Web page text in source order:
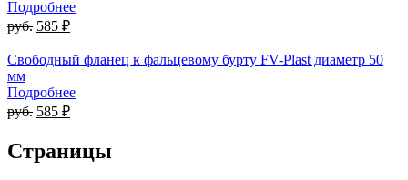
Подробнее
руб. 585 ₽
Свободный фланец к фальцевому бурту FV-Plast диаметр 50
мм
Подробнее
руб. 585 ₽
Страницы